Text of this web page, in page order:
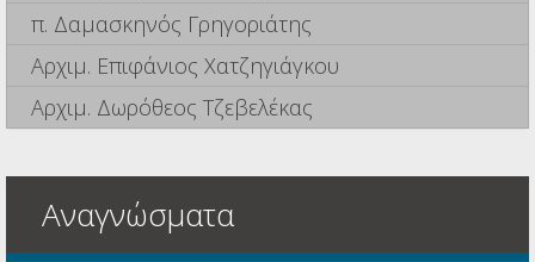
π. Δαμασκηνός Γρηγοριάτης
Αρχιμ. Επιφάνιος Χατζηγιάγκου
Αρχιμ. Δωρόθεος Τζεβελέκας
Αναγνώσματα